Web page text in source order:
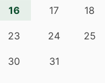
16 17 18
23 24 25
30 31